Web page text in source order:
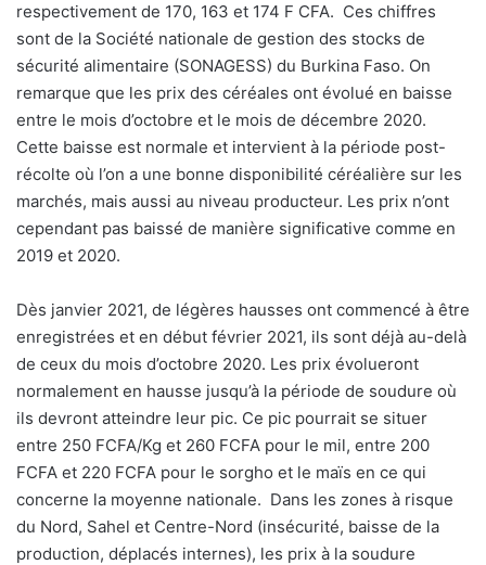
respectivement de 170, 163 et 174 F CFA. Ces chiffres
sont de la Société nationale de gestion des stocks de
sécurité alimentaire (SONAGESS) du Burkina Faso. On
remarque que les prix des céréales ont évolué en baisse
entre le mois d’octobre et le mois de décembre 2020.
Cette baisse est normale et intervient à la période post-
récolte où l’on a une bonne disponibilité céréalière sur les
marchés, mais aussi au niveau producteur. Les prix n’ont
cependant pas baissé de manière significative comme en
2019 et 2020.
Dès janvier 2021, de légères hausses ont commencé à être
enregistrées et en début février 2021, ils sont déjà au-delà
de ceux du mois d’octobre 2020. Les prix évolueront
normalement en hausse jusqu’à la période de soudure où
ils devront atteindre leur pic. Ce pic pourrait se situer
entre 250 FCFA/Kg et 260 FCFA pour le mil, entre 200
FCFA et 220 FCFA pour le sorgho et le maïs en ce qui
concerne la moyenne nationale. Dans les zones à risque
du Nord, Sahel et Centre-Nord (insécurité, baisse de la
production, déplacés internes), les prix à la soudure